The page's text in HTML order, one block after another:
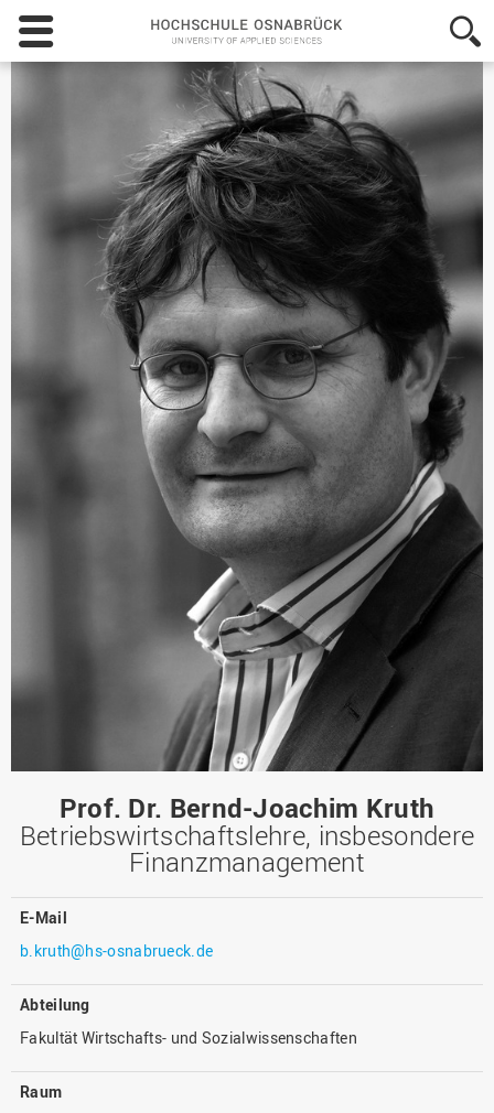
Hochschule
Osnabrück
-
of
Applied
Sciences
Prof. Dr. Bernd-Joachim Kruth
Betriebswirtschaftslehre, insbesondere
Finanzmanagement
E-Mail
b.kruth@hs-osnabrueck.de
Abteilung
Fakultät Wirtschafts- und Sozialwissenschaften
Raum